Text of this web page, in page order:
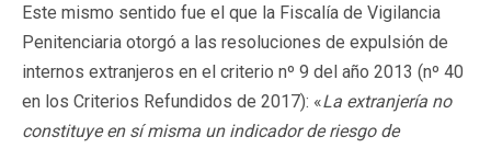
Este mismo sentido fue el que la Fiscalía de Vigilancia
Penitenciaria otorgó a las resoluciones de expulsión de
internos extranjeros en el criterio nº 9 del año 2013 (nº 40
en los Criterios Refundidos de 2017): «La extranjería no
constituye en sí misma un indicador de riesgo de